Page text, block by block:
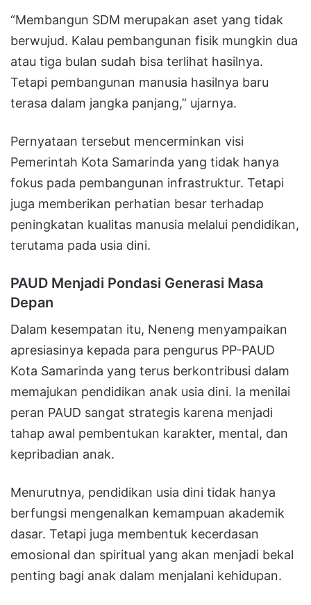
“Membangun SDM merupakan aset yang tidak
berwujud. Kalau pembangunan fisik mungkin dua
atau tiga bulan sudah bisa terlihat hasilnya.
Tetapi pembangunan manusia hasilnya baru
terasa dalam jangka panjang,” ujarnya.
Pernyataan tersebut mencerminkan visi
Pemerintah Kota Samarinda yang tidak hanya
fokus pada pembangunan infrastruktur. Tetapi
juga memberikan perhatian besar terhadap
peningkatan kualitas manusia melalui pendidikan,
terutama pada usia dini.
PAUD Menjadi Pondasi Generasi Masa
Depan
Dalam kesempatan itu, Neneng menyampaikan
apresiasinya kepada para pengurus PP-PAUD
Kota Samarinda yang terus berkontribusi dalam
memajukan pendidikan anak usia dini. Ia menilai
peran PAUD sangat strategis karena menjadi
tahap awal pembentukan karakter, mental, dan
kepribadian anak.
Menurutnya, pendidikan usia dini tidak hanya
berfungsi mengenalkan kemampuan akademik
dasar. Tetapi juga membentuk kecerdasan
emosional dan spiritual yang akan menjadi bekal
penting bagi anak dalam menjalani kehidupan.